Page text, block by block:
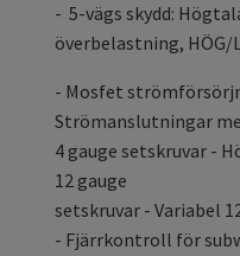
- 5-vägs skydd:
överbelastning, HÖG/
- Mosfet
Strömanslutningar
4 gauge setskruvar -
12 gauge
setskruvar - Variabel
- Fjärrkontroll för